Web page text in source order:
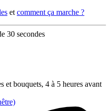
et comment ça marche ?
30 secondes
et bouquets, 4 à 5 heures avant